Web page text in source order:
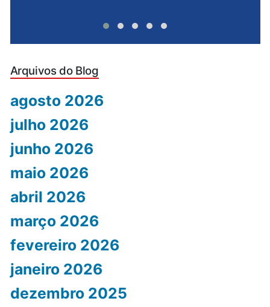
Arquivos do Blog
agosto 2026
julho 2026
junho 2026
maio 2026
abril 2026
março 2026
fevereiro 2026
janeiro 2026
dezembro 2025